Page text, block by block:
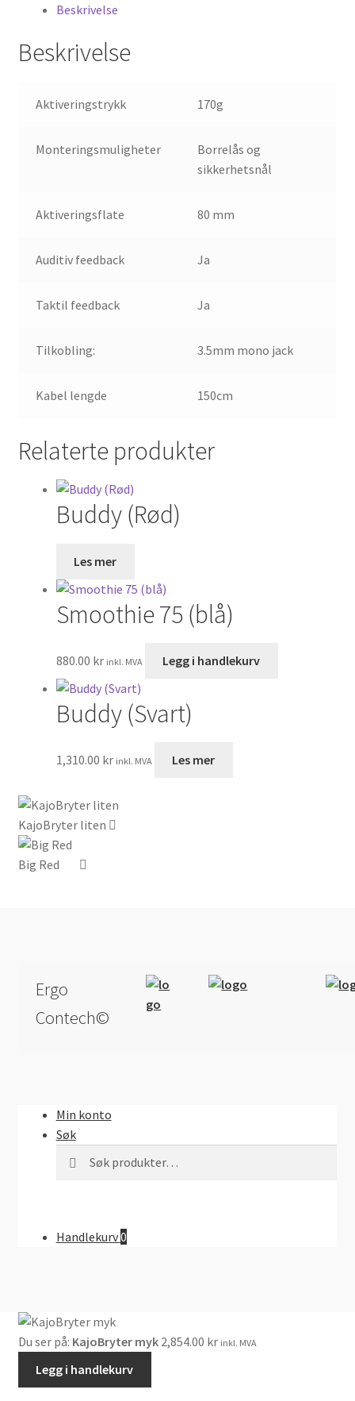
Beskrivelse
Beskrivelse
Aktiveringstrykk 170g
Monteringsmuligheter
Borrelås og
sikkerhetsnål
Aktiveringsflate 80 mm
Auditiv feedback Ja
Taktil feedback Ja
Tilkobling: 3.5mm mono jack
Kabel lengde 150cm
Relaterte produkter
Buddy (Rød)
Les mer
Smoothie 75 (blå)
880.00 kr inkl. MVA Legg i handlekurv
Buddy (Svart)
1,310.00 kr inkl. MVA Les mer
KajoBryter liten
Big Red
Ergo
Contech©
Min konto
Søk
Handlekurv0
Du ser på: KajoBryter myk 2,854.00 kr inkl. MVA
Legg i handlekurv